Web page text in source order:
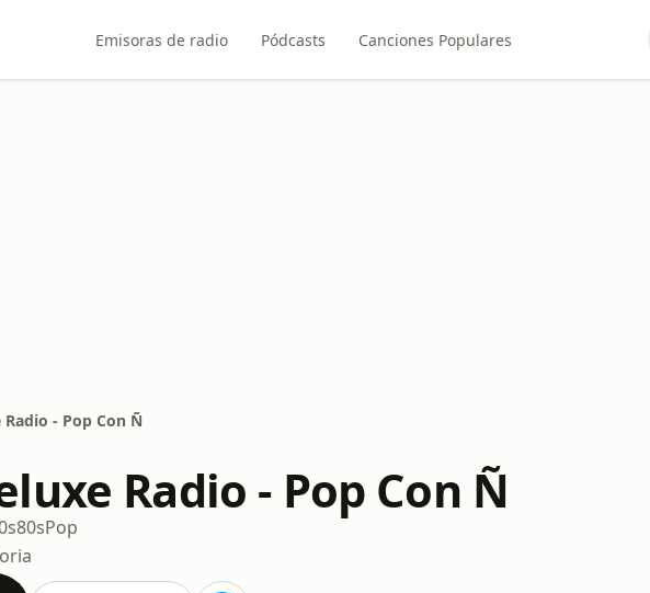
Emisoras de radio Pódcasts Canciones Populares
Radio - Pop Con Ñ
Radio - Pop Con Ñ
80sPop